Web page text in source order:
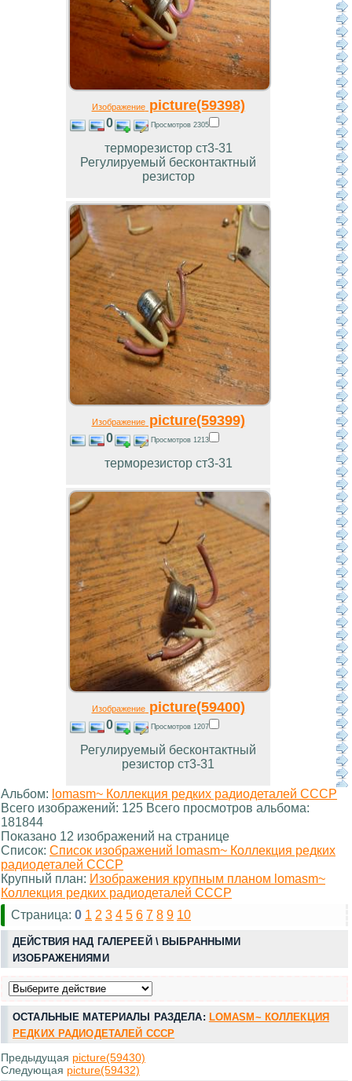
Изображениеpicture(59398)
0 Просмотров 2305
терморезистор ст3-31
Регулируемый бесконтактный
резистор
Изображениеpicture(59399)
0 Просмотров 1213
терморезистор ст3-31
Изображениеpicture(59400)
0 Просмотров 1207
Регулируемый бесконтактный
резистор ст3-31
Альбом: lomasm~ Коллекция редких радиодеталей СССР
Всего изображений: 125 Всего просмотров альбома:
181844
Показано 12 изображений на странице
Список: Список изображений lomasm~ Коллекция редких
радиодеталей СССР
Крупный план: Изображения крупным планом lomasm~
Коллекция редких радиодеталей СССР
Страница: 0 1 2 3 4 5 6 7 8 9 10
ДЕЙСТВИЯ НАД ГАЛЕРЕЕЙ \ ВЫБРАННЫМИ
ИЗОБРАЖЕНИЯМИ
ОСТАЛЬНЫЕ МАТЕРИАЛЫ РАЗДЕЛА: LOMASM~ КОЛЛЕКЦИЯ
РЕДКИХ РАДИОДЕТАЛЕЙ СССР
Предыдущая picture(59430)
Следующая picture(59432)